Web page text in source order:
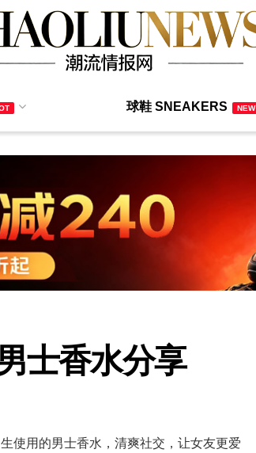
球鞋 SNEAKERS NEW
士香水分享
使用的男士香水，清爽社交，让女友更爱